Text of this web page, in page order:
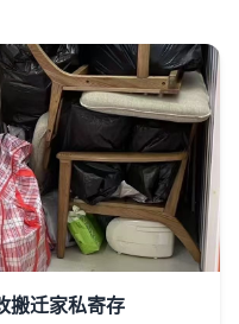
搬迁家私寄存